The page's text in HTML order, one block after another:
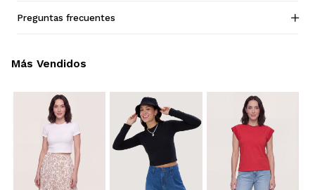
Preguntas frecuentes
Más Vendidos